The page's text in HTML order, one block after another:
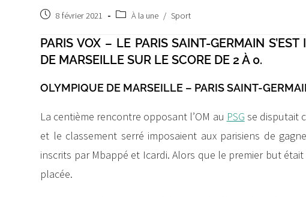
Post8 février 2021
PostÀ la une / Sport
PARIS VOX – LE PARIS SAINT-GERMAIN
DE MARSEILLE SUR LE SCORE DE 2 À 0.
OLYMPIQUE DE MARSEILLE – PARIS SAINT-
La centième rencontre opposant l’OM au PSG se disputait
et le classement serré imposaient aux parisiens de
inscrits par Mbappé et Icardi. Alors que le premier but
placée.